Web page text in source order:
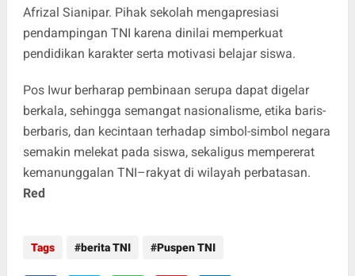
Afrizal Sianipar. Pihak sekolah mengapresiasi
pendampingan TNI karena dinilai memperkuat
pendidikan karakter serta motivasi belajar siswa.
Pos Iwur berharap pembinaan serupa dapat digelar
berkala, sehingga semangat nasionalisme, etika baris-
berbaris, dan kecintaan terhadap simbol-simbol negara
semakin melekat pada siswa, sekaligus mempererat
kemanunggalan TNI–rakyat di wilayah perbatasan.
Red
Tags berita TNI Puspen TNI